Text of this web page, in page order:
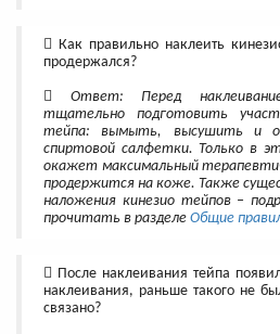
Как правильно наклеить
продержался?
Ответ: Перед
тщательно подготовить
тейпа: вымыть, высушить и
спиртовой салфетки. Только в
окажет максимальный
продержится на коже. Также
наложения кинезио тейпов –
прочитать в разделе Общие
После наклеивания тейпа
наклеивания, раньше такого не
связано?